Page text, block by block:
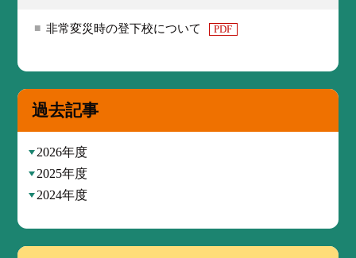
非常変災時の登下校について PDF
過去記事
2026年度
2025年度
2024年度